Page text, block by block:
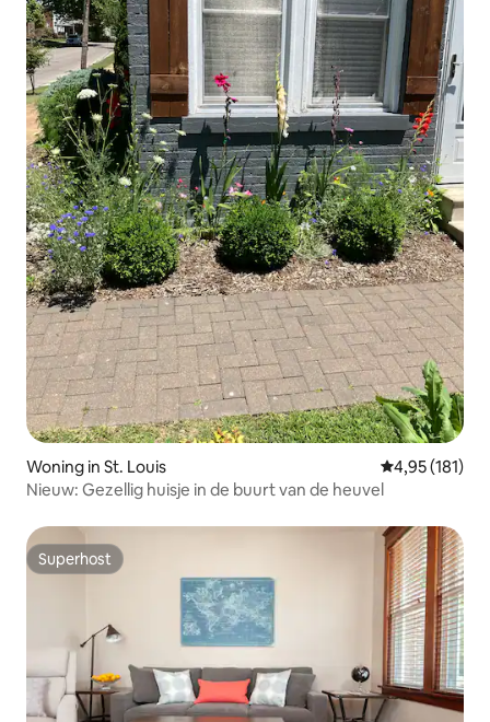
Woning in St. Louis Gemiddelde
4,95 (181)
Nieuw: Gezellig huisje in de buurt van de heuvel
Superhost
Superhost